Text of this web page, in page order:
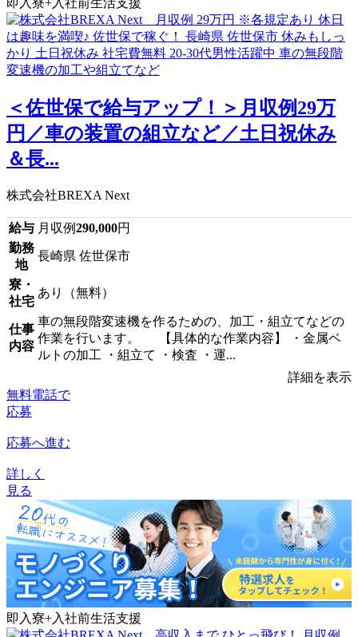
即入寮+入社前生活支援
＜佐世保で給与アップ！＞月収例29万
円／車の装置の組立など／土日祝休み
＆長...
株式会社BREXA Next
給与 月収例290,000円
勤務
地
長崎県 佐世保市
寮・
社宅
あり（無料）
仕事
内容
車の無段階変速機を作るための、加工・組立てなどの
作業を行います。 【具体的な作業内容】 ・金属ベ
ルトの加工 ・組立て ・検査 ・運...
詳細を表示
無料電話で
応募
応募へ進む
詳しく
見る
即入寮+入社前生活支援